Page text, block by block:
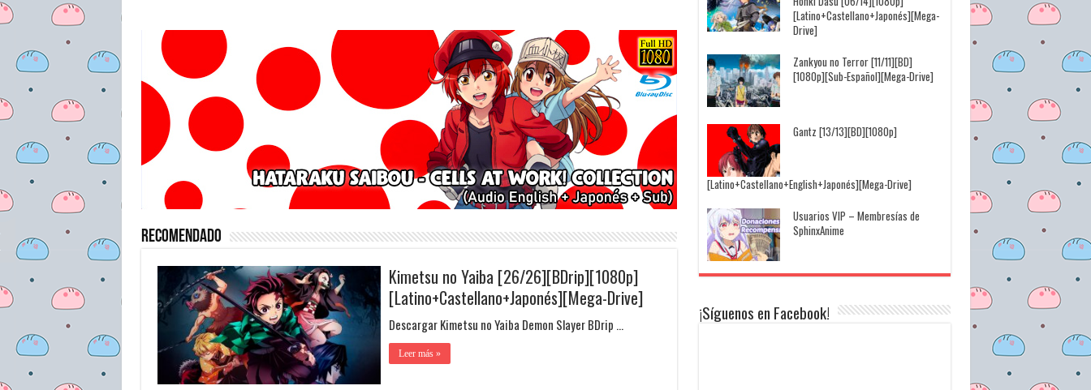
Recomendado
Kimetsu no Yaiba [26/26][BDrip][1080p]
[Latino+Castellano+Japonés][Mega-Drive]
Descargar Kimetsu no Yaiba Demon Slayer BDrip …
Leer más »
[Latino+Castellano+Japonés][Mega-
Drive]
Zankyou no Terror [11/11][BD]
[1080p][Sub-Español][Mega-Drive]
Gantz [13/13][BD][1080p]
[Latino+Castellano+English+Japonés][Mega-Drive]
Usuarios VIP – Membresías de
SphinxAnime
¡Síguenos en Facebook!